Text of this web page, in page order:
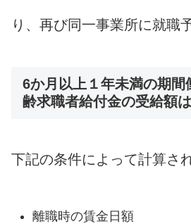
り、再び同一事業所に就職
6か月以上１年未満の期間
齢求職者給付金の受給額は
下記の条件によって計算さ
離職時の賃金日額